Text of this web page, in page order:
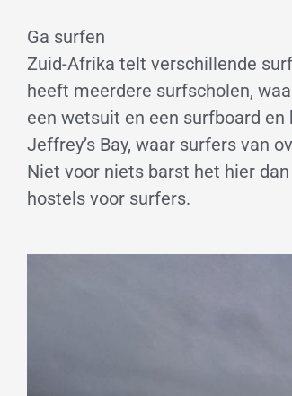
Ga surfen
Zuid-Afrika telt verschillende
heeft meerdere surfscholen,
een wetsuit en een surfboard
Jeffrey’s Bay, waar surfers van
Niet voor niets barst het hier
hostels voor surfers.